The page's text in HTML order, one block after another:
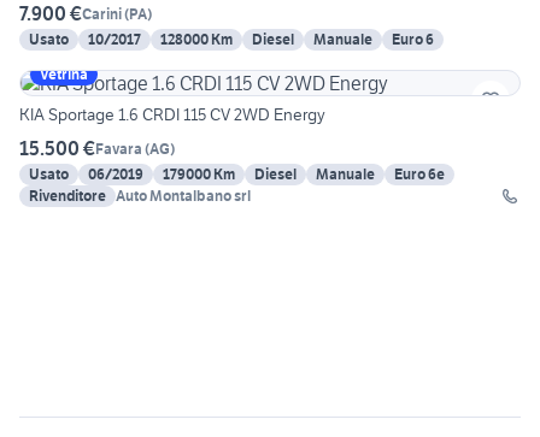
7.900 €Carini(PA)
Usato
10/2017 128000 Km Diesel Manuale
Euro 6
Vetrina
KIA Sportage 1.6 CRDI 115 CV 2WD Energy
15.500 €Favara (AG)
Usato
06/2019 179000 Km Diesel Manuale
Euro 6e
Rivenditore Auto Montalbano srl